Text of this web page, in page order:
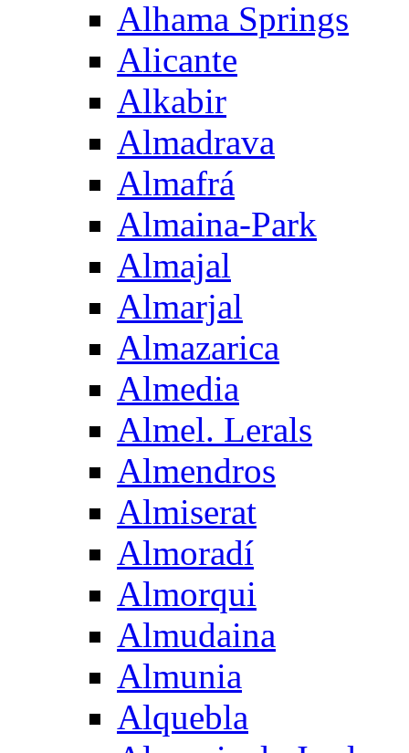
Alhama Springs
Alicante
Alkabir
Almadrava
Almafrá
Almaina-Park
Almajal
Almarjal
Almazarica
Almedia
Almel. Lerals
Almendros
Almiserat
Almoradí
Almorqui
Almudaina
Almunia
Alquebla